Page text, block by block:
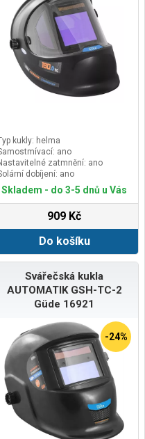
kukly: helma
ano
zatmnění: ano
dobíjení: ano
Skladem - do 3-5 dnů u Vás
909 Kč
Do košíku
Svářečská kukla
AUTOMATIK GSH-TC-2
Güde 16921
-24%